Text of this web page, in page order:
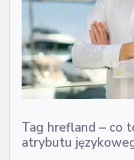
Tag hrefland – co
atrybutu